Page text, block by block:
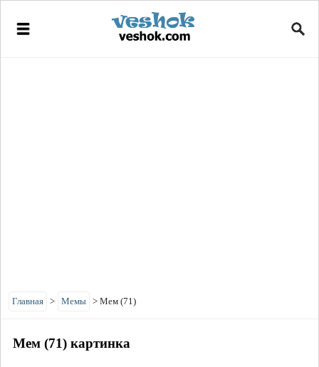
Главная > Мемы > Мем (71)
Мем (71) картинка